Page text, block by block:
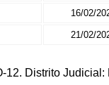
16/02/
21/02/
Distrito Judicial: